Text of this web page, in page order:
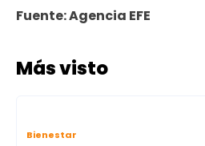
Fuente: Agencia EFE
Más visto
Bienestar